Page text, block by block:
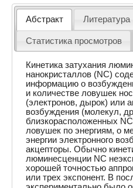
Абстракт Литература
Статистика просмотров
Кинетика затухания
нанокристаллов (NC)
информацию о
и количестве ловушек
(электронов, дырок) или
возбуждения (молекул,
близкорасположенных
ловушек по энергиям, о
энергии электронного
акцепторы. Обычно
люминесценции NC
хорошей точностью
или трех экспонент. В